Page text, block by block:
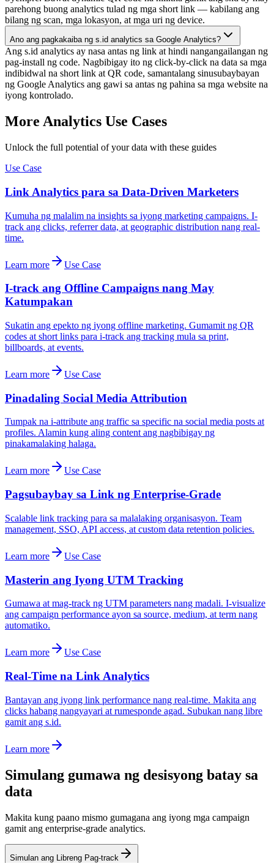
parehong buong analytics tulad ng mga short link — kabilang ang
bilang ng scan, mga lokasyon, at mga uri ng device.
Ano ang pagkakaiba ng s.id analytics sa Google Analytics?
Ang s.id analytics ay nasa antas ng link at hindi nangangailangan ng
pag-install ng code. Nagbibigay ito ng click-by-click na data sa mga
indibidwal na short link at QR code, samantalang sinusubaybayan
ng Google Analytics ang gawi sa antas ng pahina sa mga website na
iyong kontrolado.
More Analytics Use Cases
Unlock the full potential of your data with these guides
Use Case
Link Analytics para sa Data-Driven Marketers
Kumuha ng malalim na insights sa iyong marketing campaigns. I-
track ang clicks, referrer data, at geographic distribution nang real-
time.
Learn more Use Case
I-track ang Offline Campaigns nang May
Katumpakan
Sukatin ang epekto ng iyong offline marketing. Gumamit ng QR
codes at short links para i-track ang tracking mula sa print,
billboards, at events.
Learn more Use Case
Pinadaling Social Media Attribution
Tumpak na i-attribute ang traffic sa specific na social media posts at
profiles. Alamin kung aling content ang nagbibigay ng
pinakamalaking halaga.
Learn more Use Case
Pagsubaybay sa Link ng Enterprise-Grade
Scalable link tracking para sa malalaking organisasyon. Team
management, SSO, API access, at custom data retention policies.
Learn more Use Case
Masterin ang Iyong UTM Tracking
Gumawa at mag-track ng UTM parameters nang madali. I-visualize
ang campaign performance ayon sa source, medium, at term nang
automatiko.
Learn more Use Case
Real-Time na Link Analytics
Bantayan ang iyong link performance nang real-time. Makita ang
clicks habang nangyayari at rumesponde agad. Subukan nang libre
gamit ang s.id.
Learn more
Simulang gumawa ng desisyong batay sa
data
Makita kung paano mismo gumagana ang iyong mga campaign
gamit ang enterprise-grade analytics.
Simulan ang Libreng Pag-track